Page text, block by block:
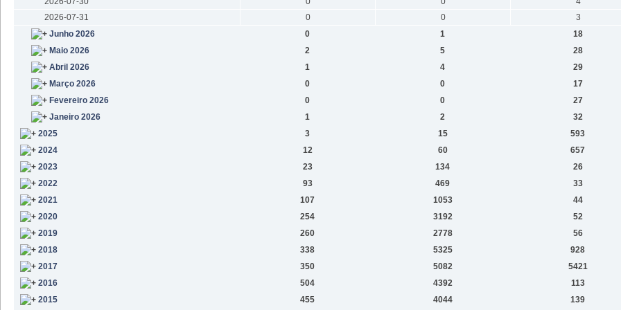
2026-07-31
0 0
3
Junho 2026
0 1
18
Maio 2026
2 5
28
Abril 2026
1 4
29
Março 2026
0 0
17
Fevereiro 2026
0 0
27
Janeiro 2026
1 2
32
2025
3 15
593
2024
12 60
657
2023
23 134
26
2022
93 469
33
2021
107 1053
44
2020
254 3192
52
2019
260 2778
56
2018
338 5325
928
2017
350 5082
5421
2016
504 4392
113
2015
455 4044 139